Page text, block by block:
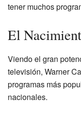
tener muchos
El
Viendo el gran
televisión, Warner
programas más
nacionales.